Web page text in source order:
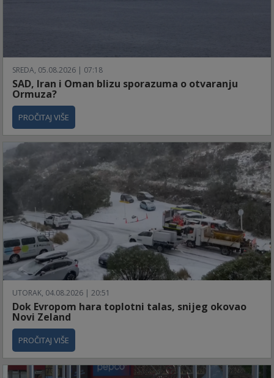
SREDA, 05.08.2026 | 07:18
SAD, Iran i Oman blizu sporazuma o otvaranju
Ormuza?
PROČITAJ VIŠE
UTORAK, 04.08.2026 | 20:51
Dok Evropom hara toplotni talas, snijeg okovao
Novi Zeland
PROČITAJ VIŠE